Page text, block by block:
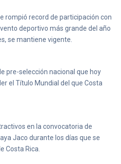
rompió record de participación con
deportivo más grande del año
se mantiene vigente.
pre-selección nacional que hoy
el Título Mundial del que Costa
en la convocatoria de
Jaco durante los días que se
Costa Rica.